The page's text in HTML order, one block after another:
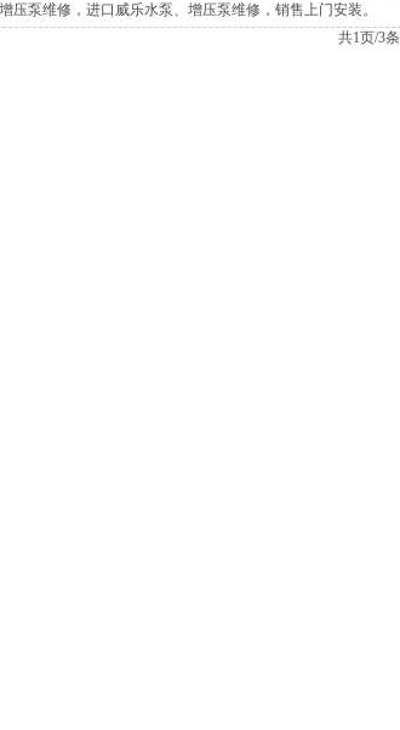
增压泵维修，进口威乐水泵、增压泵维修，销售上门安装。
共1页/3